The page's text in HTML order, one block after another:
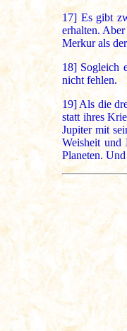
17] Es gibt
erhalten.
Merkur als
18] Sogleich
nicht fehlen.
19] Als die
statt ihres
Jupiter mit
Weisheit und
Planeten.